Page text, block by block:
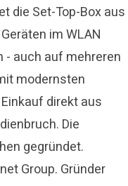
die Set-Top-Box aus
im WLAN
- auch auf mehreren
modernsten
direkt aus
Die
gegründet.
Group. Gründer